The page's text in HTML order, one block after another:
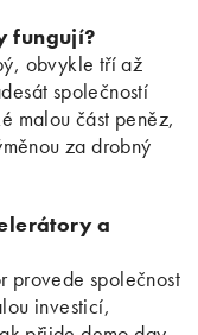
fungují?
obvykle tří až
společností
malou část peněz,
za drobný
a
provede společnost
investicí,